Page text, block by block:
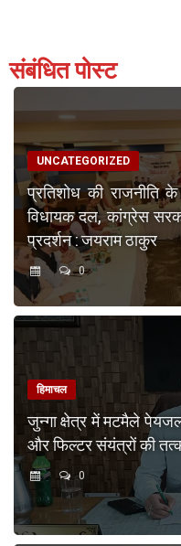
संबंधित पोस्ट
UNCATEGORIZED
प्रतिशोध की राजनीति
विधायक दल, कांग्रेस
प्रदर्शन : जयराम ठाकुर
0
हिमाचल
जुन्गा क्षेत्र में मटमैले
और फिल्टर संयंत्रों की
0